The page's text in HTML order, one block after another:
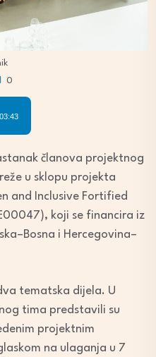
0
03:43
članova projektnog
u sklopu projekta
and Inclusive Fortified
koji se financira iz
i Hercegovina–
tematska dijela. U
tima predstavili su
projektnim
na ulaganja u 7